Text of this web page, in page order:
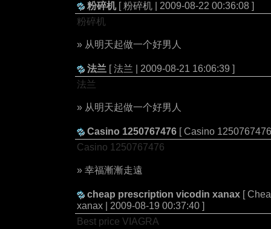
粉碎机 [ 粉碎机 | 2009-08-22 00:36:08 ]
粉碎机
» 从明天起做一个好男人
法兰 [ 法兰 | 2009-08-21 16:06:39 ]
法兰
» 从明天起做一个好男人
Casino 1250767476 [ Casino
Casino 1250767476
» 幸福漸漸走遠
cheap prescription vicodin xanax [
xanax | 2009-08-19 00:37:40 ]
Best price VIAGRA